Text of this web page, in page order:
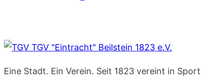
TGV "Eintracht" Beilstein 1823 e.V.
Eine Stadt. Ein Verein. Seit 1823 vereint in Sport